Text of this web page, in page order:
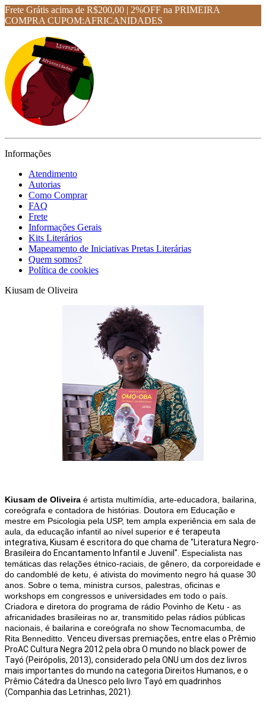
Frete Grátis acima de R$200,00 | 2%OFF na PRIMEIRA
COMPRA CUPOM:AFRICANIDADES
Informações
Atendimento
Autorias
Como Comprar
FAQ
Frete
Informações Gerais
Kits Literários
Mapeamento de Iniciativas Pretas Literárias
Quem somos?
Política de cookies
Kiusam de Oliveira
Kiusam de Oliveira é artista multimídia, arte-educadora, bailarina,
coreógrafa e contadora de histórias. Doutora em Educação e
mestre em Psicologia pela USP, tem ampla experiência em sala de
aula, da educação infantil ao nível superior e é terapeuta
integrativa, Kiusam é escritora do que chama de "Literatura Negro-
Brasileira do Encantamento Infantil e Juvenil". Especialista nas
temáticas das relações étnico-raciais, de gênero, da corporeidade e
do candomblé de ketu, é ativista do movimento negro há quase 30
anos. Sobre o tema, ministra cursos, palestras, oficinas e
workshops em congressos e universidades em todo o país.
Criadora e diretora do programa de rádio Povinho de Ketu - as
africanidades brasileiras no ar, transmitido pelas rádios públicas
nacionais, é bailarina e coreógrafa no show Tecnomacumba, de
Rita Benneditto. Venceu diversas premiações, entre elas o Prêmio
ProAC Cultura Negra 2012 pela obra O mundo no black power de
Tayó (Peirópolis, 2013), considerado pela ONU um dos dez livros
mais importantes do mundo na categoria Direitos Humanos, e o
Prêmio Cátedra da Unesco pelo livro Tayó em quadrinhos
(Companhia das Letrinhas, 2021).